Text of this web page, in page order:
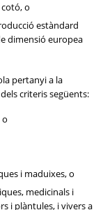
o
estàndard
dimensió europea
pertanyi a la
criteris següents:
o
i maduixes, o
medicinals i
i plàntules, i vivers a